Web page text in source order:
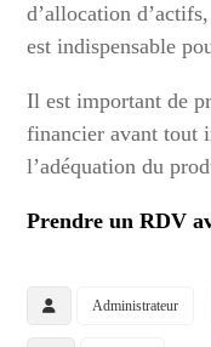
d’allocation
est indispensable
Il est important de
financier avant tout
l’adéquation du
Prendre un RDV
Administrateur